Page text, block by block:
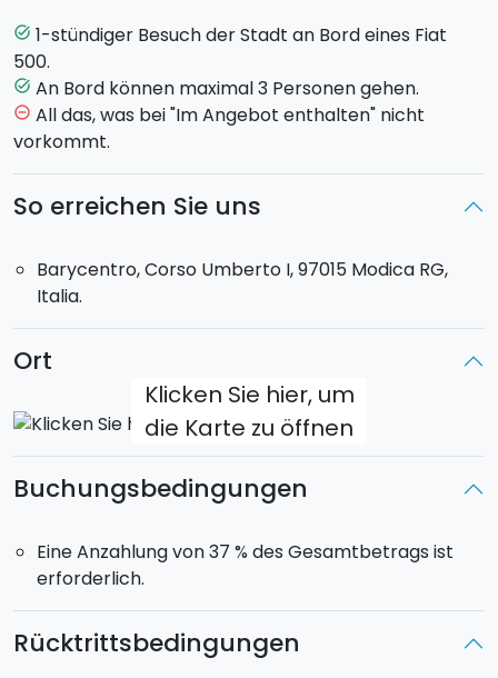
der Chiesa Madre di San Giorgio und dem Duomo di
San Pietro charakterisiert wird.
Ihr werdet die engen Straßen des antiken Dorfs
durchqueren, danach erreicht ihr die Ausblickspunkte,
von denen aus ihr das Castello dei Conti di Modica und
Gemütlich im Auto sitzend werdet ihr von einem
chauffiert. Er wird euch auch all eure Fragen, die ihr
über Modica habt, gerne beantworten.
Max 3 Personen
task_alt 1-stündiger Besuch der Stadt an Bord eines Fiat
500.
task_alt An Bord können maximal 3 Personen gehen.
remove_circle_outline All das, was bei "Im Angebot enthalten" nicht
vorkommt.
So erreichen Sie uns
Barycentro, Corso Umberto I, 97015 Modica RG,
Italia.
Ort
Klicken Sie hier, um
die Karte zu öffnen
Buchungsbedingungen
Eine Anzahlung von 37 % des Gesamtbetrags ist
erforderlich.
Rücktrittsbedingungen